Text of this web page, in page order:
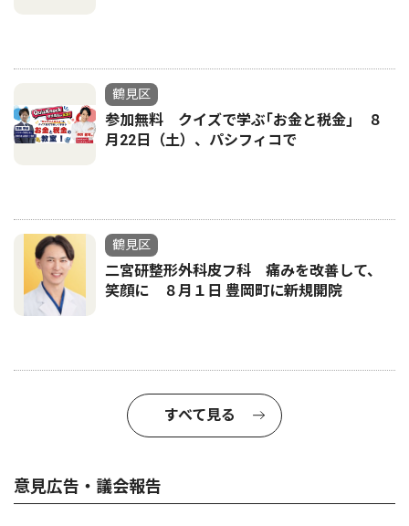
鶴見区
参加無料 クイズで学ぶ｢お金と税金｣ ８
月22日（土）、パシフィコで
鶴見区
二宮研整形外科皮フ科 痛みを改善して、
笑顔に ８月１日 豊岡町に新規開院
すべて見る
意見広告・議会報告